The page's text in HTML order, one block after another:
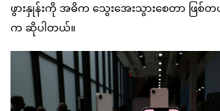
ဖွားနှုန်းကို အဓိက သွေးအေးသွားစေတာ ဖ
က ဆိုပါတယ်။